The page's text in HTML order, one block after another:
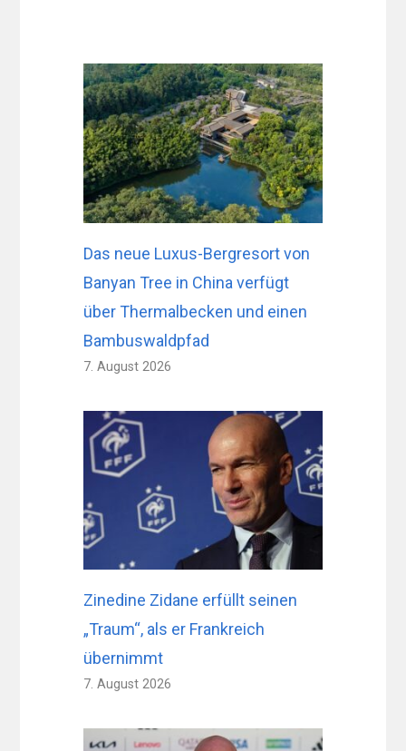
Das neue Luxus-Bergresort von
Banyan Tree in China verfügt
über Thermalbecken und einen
Bambuswaldpfad
7. August 2026
Zinedine Zidane erfüllt seinen
„Traum“, als er Frankreich
übernimmt
7. August 2026